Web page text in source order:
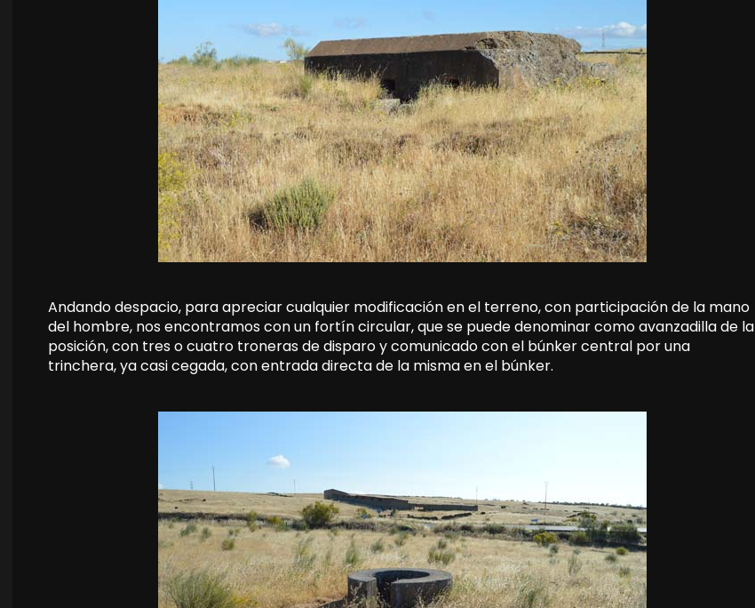
Andando despacio, para apreciar cualquier modificación en el terreno, con participación de la mano
del hombre, nos encontramos con un fortín circular, que se puede denominar como avanzadilla de la
posición, con tres o cuatro troneras de disparo y comunicado con el búnker central por una
trinchera, ya casi cegada, con entrada directa de la misma en el búnker.